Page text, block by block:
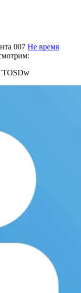
007 Не время